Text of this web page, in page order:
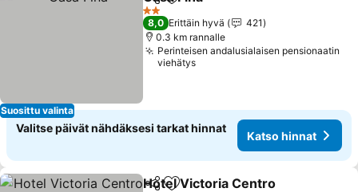
Suosittu valinta
Jaa Lisää suosikkeihin
2 Tähtiluokitus
8,0 Erittäin hyvä
421
0.3 km rannalle
Perinteisen andalusialaisen pensionaatin
viehätys
Valitse päivät nähdäksesi tarkat hinnat
Katso hinnat
Hotel Victoria Centro